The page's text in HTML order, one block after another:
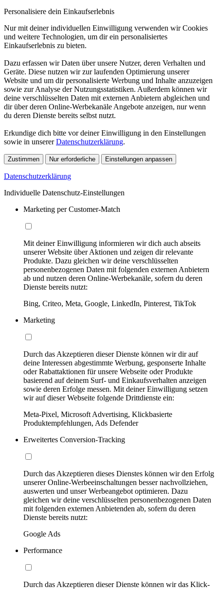
Personalisiere dein Einkaufserlebnis
Nur mit deiner individuellen Einwilligung verwenden wir Cookies
und weitere Technologien, um dir ein personalisiertes
Einkaufserlebnis zu bieten.
Dazu erfassen wir Daten über unsere Nutzer, deren Verhalten und
Geräte. Diese nutzen wir zur laufenden Optimierung unserer
Website und um dir personalisierte Werbung und Inhalte anzuzeigen
sowie zur Analyse der Nutzungsstatistiken. Außerdem können wir
deine verschlüsselten Daten mit externen Anbietern abgleichen und
dir über deren Online-Werbekanäle Angebote anzeigen, nur wenn
du deren Dienste bereits selbst nutzt.
Erkundige dich bitte vor deiner Einwilligung in den Einstellungen
sowie in unsererDatenschutzerklärung.
Zustimmen Nur erforderliche Einstellungen anpassen
Datenschutzerklärung
Individuelle Datenschutz-Einstellungen
Marketing per Customer-Match
Mit deiner Einwilligung informieren wir dich auch abseits
unserer Website über Aktionen und zeigen dir relevante
Produkte. Dazu gleichen wir deine verschlüsselten
personenbezogenen Daten mit folgenden externen Anbietern
ab und nutzen deren Online-Werbekanäle, sofern du deren
Dienste bereits nutzt:
Bing, Criteo, Meta, Google, LinkedIn, Pinterest, TikTok
Marketing
Durch das Akzeptieren dieser Dienste können wir dir auf
deine Interessen abgestimmte Werbung, gesponserte Inhalte
oder Rabattaktionen für unsere Webseite oder Produkte
basierend auf deinem Surf- und Einkaufsverhalten anzeigen
sowie deren Erfolge messen. Mit deiner Einwilligung setzen
wir auf dieser Webseite folgende Drittdienste ein:
Meta-Pixel, Microsoft Advertising, Klickbasierte
Produktempfehlungen, Ads Defender
Erweitertes Conversion-Tracking
Durch das Akzeptieren dieses Dienstes können wir den Erfolg
unserer Online-Werbeeinschaltungen besser nachvollziehen,
auswerten und unser Werbeangebot optimieren. Dazu
gleichen wir deine verschlüsselten personenbezogenen Daten
mit folgenden externen Anbietenden ab, sofern du deren
Dienste bereits nutzt:
Google Ads
Performance
Durch das Akzeptieren dieser Dienste können wir das Klick-